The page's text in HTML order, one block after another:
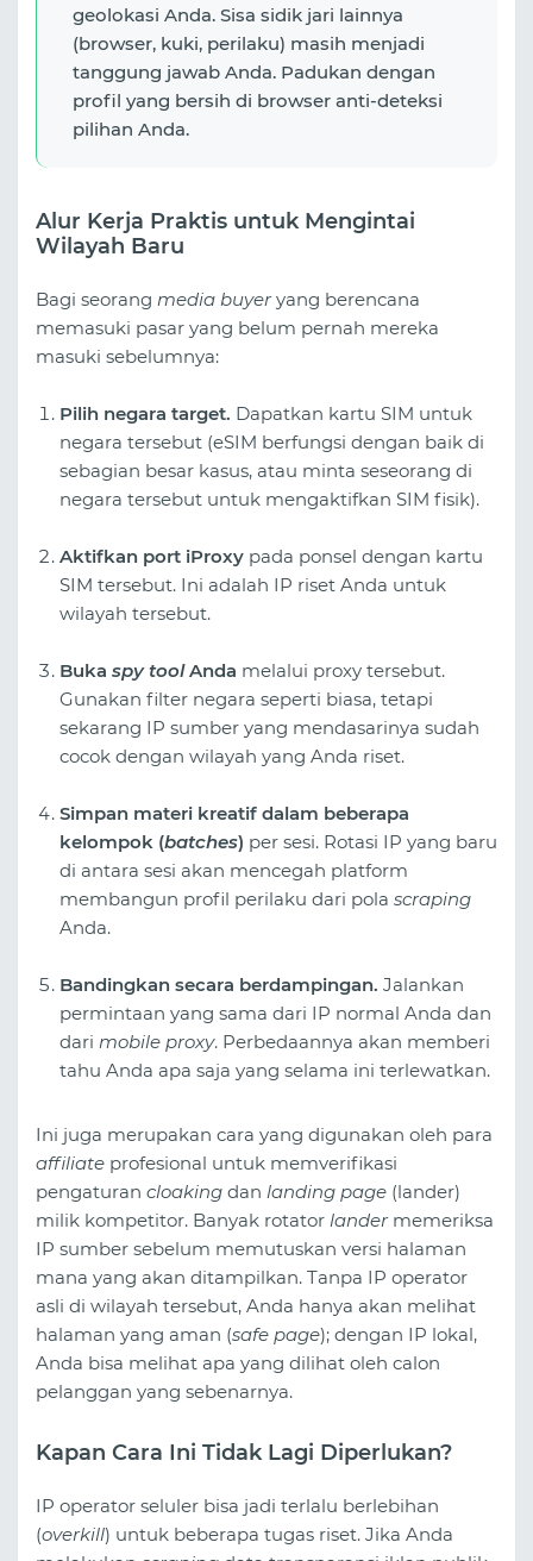
geolokasi Anda. Sisa sidik jari lainnya
(browser, kuki, perilaku) masih menjadi
tanggung jawab Anda. Padukan dengan
profil yang bersih di browser anti-deteksi
pilihan Anda.
Alur Kerja Praktis untuk Mengintai
Wilayah Baru
Bagi seorang media buyeryang berencana
memasuki pasar yang belum pernah mereka
masuki sebelumnya:
Pilih negara target. Dapatkan kartu SIM untuk
negara tersebut (eSIM berfungsi dengan baik di
sebagian besar kasus, atau minta seseorang di
negara tersebut untuk mengaktifkan SIM fisik).
Aktifkan port iProxy pada ponsel dengan kartu
SIM tersebut. Ini adalah IP riset Anda untuk
wilayah tersebut.
Buka spy toolAnda melalui proxy tersebut.
Gunakan filter negara seperti biasa, tetapi
sekarang IP sumber yang mendasarinya sudah
cocok dengan wilayah yang Anda riset.
Simpan materi kreatif dalam beberapa
kelompok (batches) per sesi. Rotasi IP yang baru
di antara sesi akan mencegah platform
membangun profil perilaku dari pola scraping
Anda.
Bandingkan secara berdampingan. Jalankan
permintaan yang sama dari IP normal Anda dan
dari mobile proxy. Perbedaannya akan memberi
tahu Anda apa saja yang selama ini terlewatkan.
Ini juga merupakan cara yang digunakan oleh para
affiliate profesional untuk memverifikasi
pengaturan cloaking dan landing page (lander)
milik kompetitor. Banyak rotator landermemeriksa
IP sumber sebelum memutuskan versi halaman
mana yang akan ditampilkan. Tanpa IP operator
asli di wilayah tersebut, Anda hanya akan melihat
halaman yang aman (safe page); dengan IP lokal,
Anda bisa melihat apa yang dilihat oleh calon
pelanggan yang sebenarnya.
Kapan Cara Ini Tidak Lagi Diperlukan?
IP operator seluler bisa jadi terlalu berlebihan
(overkill) untuk beberapa tugas riset. Jika Anda